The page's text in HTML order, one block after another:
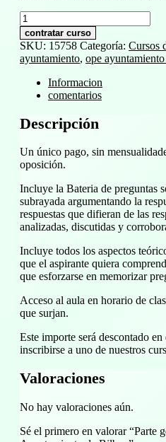
Parte
general
Técnicos
Superiores
Ayuntamiento
Bilbao
contratar curso
SKU: 15758 Categoría: Cursos
ayuntamiento, ope
Informacion
comentarios
Descripción
Un único pago, sin
oposición.
Incluye la Bateria de preguntas
subrayada argumentando la
respuestas que difieran de las
analizadas, discutidas y
Incluye todos los aspectos
que el aspirante quiera
que esforzarse en memorizar
Acceso al aula en horario de
que surjan.
Este importe será descontado
inscribirse a uno de nuestros
Valoraciones
No hay valoraciones aún.
Sé el primero en valorar “Parte